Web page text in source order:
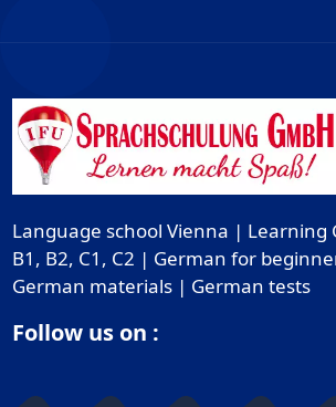
Language school Vienna | Learning
B1, B2, C1, C2 | German for
German materials | German tests
Follow us on :